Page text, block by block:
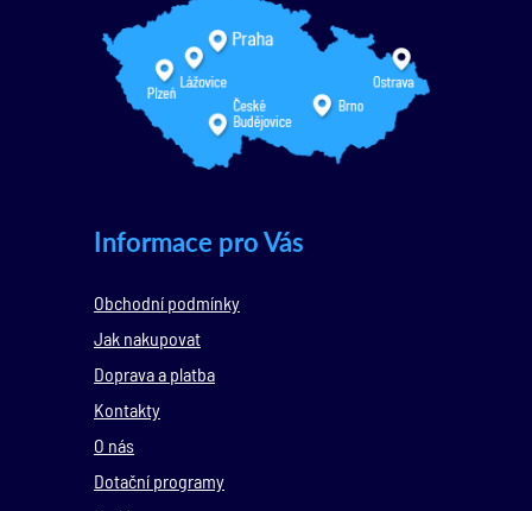
Informace pro Vás
Obchodní podmínky
Jak nakupovat
Doprava a platba
Kontakty
O nás
Dotační programy